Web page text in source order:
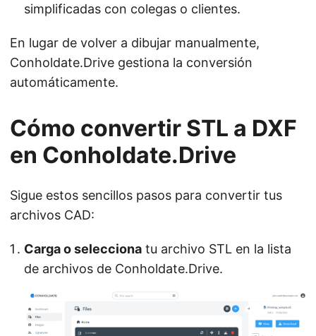
simplificadas con colegas o clientes.
En lugar de volver a dibujar manualmente,
Conholdate.Drive gestiona la conversión
automáticamente.
Cómo convertir STL a DXF
en Conholdate.Drive
Sigue estos sencillos pasos para convertir tus
archivos CAD:
Carga o selecciona tu archivo STL en la lista
de archivos de Conholdate.Drive.